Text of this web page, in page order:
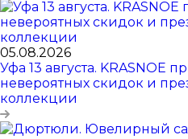
05.08.2026
Уфа 13 августа. KRASNOE
невероятных скидок и
коллекции